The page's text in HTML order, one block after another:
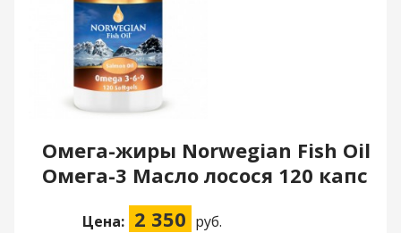
Омега-жиры Norwegian Fish Oil
Омега-3 Масло лосося 120 капс
Цена: 2 350 руб.